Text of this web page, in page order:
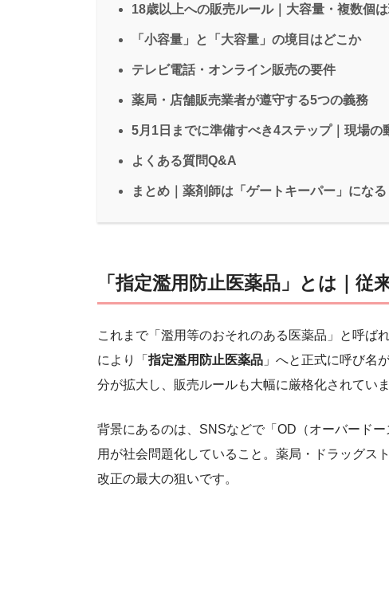
18歳以上への販売ルール｜大容量・複数個
「小容量」と「大容量」の境目はどこか
テレビ電話・オンライン販売の要件
薬局・店舗販売業者が遵守する5つの義務
5月1日までに準備すべき4ステップ｜現場の
よくある質問Q&A
まとめ｜薬剤師は「ゲートキーパー」になる
「指定濫用防止医薬品」とは｜従
これまで「濫用等のおそれのある医薬品」と呼ば
により「 指定濫用防止医薬品 」へと正式に呼び名
分が拡大し、販売ルールも大幅に厳格化されていま
背景にあるのは、SNSなどで「OD（オーバード
用が社会問題化していること。薬局・ドラッグス
改正の最大の狙いです。